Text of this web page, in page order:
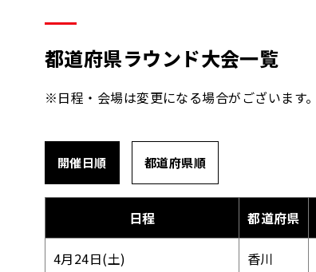
都道府県ラウンド大会一覧
※日程・会場は変更になる場合がございます。
開催日順 都道府県順
日程 都道府県
4月24日(土) 香川